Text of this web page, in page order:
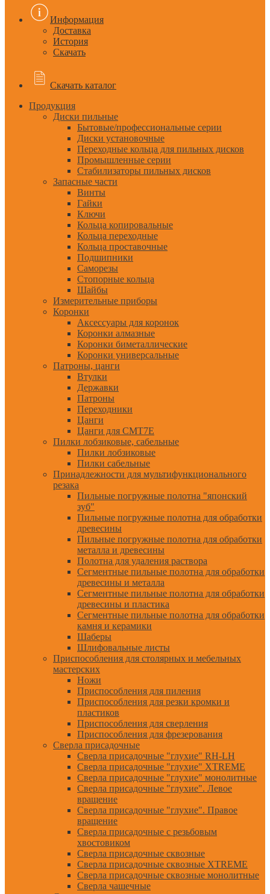
Информация
Доставка
История
Скачать
Скачать каталог
Продукция
Диски пильные
Бытовые/профессиональные серии
Диски установочные
Переходные кольца для пильных дисков
Промышленные серии
Стабилизаторы пильных дисков
Запасные части
Винты
Гайки
Ключи
Кольца копировальные
Кольца переходные
Кольца проставочные
Подшипники
Саморезы
Стопорные кольца
Шайбы
Измерительные приборы
Коронки
Аксессуары для коронок
Коронки алмазные
Коронки биметаллические
Коронки универсальные
Патроны, цанги
Втулки
Державки
Патроны
Переходники
Цанги
Цанги для CMT7E
Пилки лобзиковые, сабельные
Пилки лобзиковые
Пилки сабельные
Принадлежности для мультифункционального
резака
Пильные погружные полотна "японский
зуб"
Пильные погружные полотна для обработки
древесины
Пильные погружные полотна для обработки
металла и древесины
Полотна для удаления раствора
Сегментные пильные полотна для обработки
древесины и металла
Сегментные пильные полотна для обработки
древесины и пластика
Сегментные пильные полотна для обработки
камня и керамики
Шаберы
Шлифовальные листы
Приспособления для столярных и мебельных
мастерских
Ножи
Приспособления для пиления
Приспособления для резки кромки и
пластиков
Приспособления для сверления
Приспособления для фрезерования
Сверла присадочные
Сверла присадочные "глухие" RH-LH
Сверла присадочные "глухие" XTREME
Сверла присадочные "глухие" монолитные
Сверла присадочные "глухие". Левое
вращение
Сверла присадочные "глухие". Правое
вращение
Сверла присадочные с резьбовым
хвостовиком
Сверла присадочные сквозные
Сверла присадочные сквозные XTREME
Сверла присадочные сквозные монолитные
Сверла чашечные